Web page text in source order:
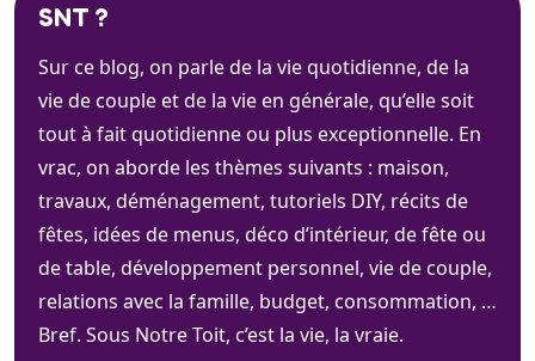
SNT ?
Sur ce blog, on parle de la vie quotidienne, de la
vie de couple et de la vie en générale, qu’elle soit
tout à fait quotidienne ou plus exceptionnelle. En
vrac, on aborde les thèmes suivants : maison,
travaux, déménagement, tutoriels DIY, récits de
fêtes, idées de menus, déco d’intérieur, de fête ou
de table, développement personnel, vie de couple,
relations avec la famille, budget, consommation, …
Bref. Sous Notre Toit, c’est la vie, la vraie.